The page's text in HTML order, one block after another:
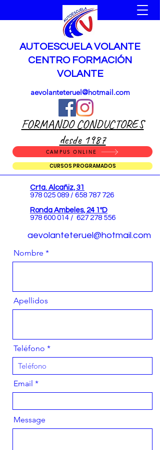
AUTOESCUELA VOLANTE
CENTRO FORMACIÓN
VOLANTE
aevolanteteruel@hotmail.com
CURSOS PROGRAMADOS
CAMPUS ONLINE
FORMANDO CONDUCTORES
desde 1987
Crta. Alcañiz, 31
978 025 089 / 658 787 726
Ronda Ambeles, 24 1ºD
978 600 014 / 627 278 556
aevolanteteruel@hotmail.com
Nombre
Apellidos
Teléfono
Email
Message